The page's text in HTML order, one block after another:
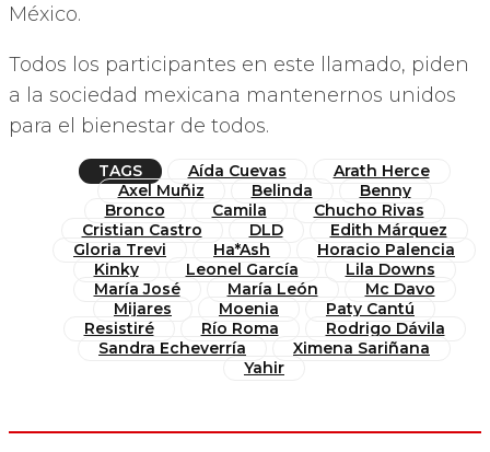
México.
Todos los participantes en este llamado, piden
a la sociedad mexicana mantenernos unidos
para el bienestar de todos.
TAGS Aída Cuevas
Arath Herce
Axel Muñiz
Belinda
Benny
Bronco
Camila
Chucho Rivas
Cristian Castro
DLD
Edith Márquez
Gloria Trevi
Ha*Ash
Horacio Palencia
Kinky
Leonel García
Lila Downs
María José
María León
Mc Davo
Mijares
Moenia
Paty Cantú
Resistiré
Río Roma
Rodrigo Dávila
Sandra Echeverría
Ximena Sariñana
Yahir